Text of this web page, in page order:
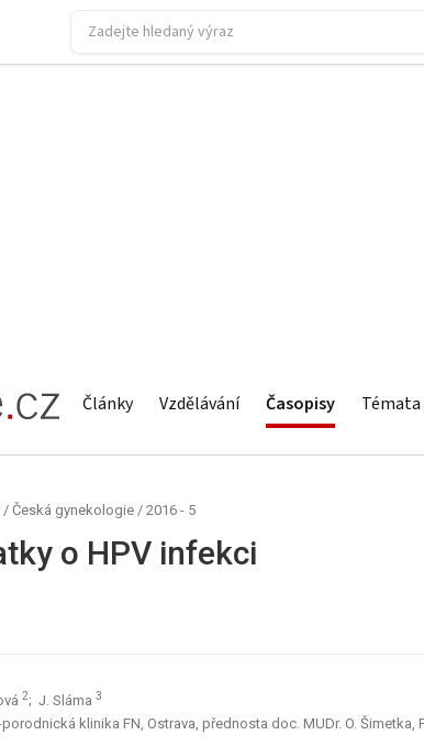
Články Vzdělávání Časopisy Témata
/ Česká gynekologie / 2016 - 5
o HPV infekci
2; J. Sláma 3
klinika FN, Ostrava, přednosta doc. MUDr. O. Šimetka,